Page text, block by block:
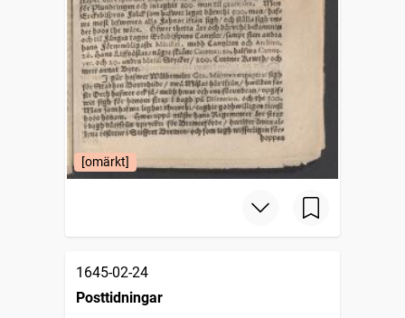
[omärkt]
1645-02-24
Posttidningar